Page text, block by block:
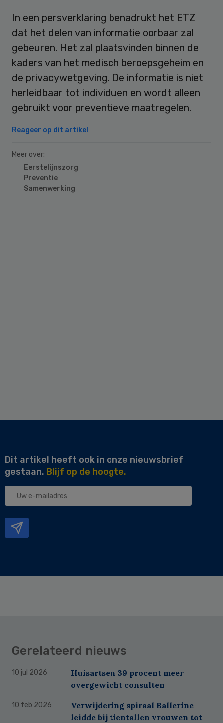
In een persverklaring benadrukt het ETZ
dat het delen van informatie oorbaar zal
gebeuren. Het zal plaatsvinden binnen de
kaders van het medisch beroepsgeheim en
de privacywetgeving. De informatie is niet
herleidbaar tot individuen en wordt alleen
gebruikt voor preventieve maatregelen.
Reageer op dit artikel
Meer over:
Eerstelijnszorg
Preventie
Samenwerking
Dit artikel heeft ook in onze nieuwsbrief
gestaan. Blijf op de hoogte.
Uw
Gerelateerd nieuws
10 jul 2026
Huisartsen 39 procent meer
overgewicht consulten
10 feb 2026
Verwijdering spiraal Ballerine
leidde bij tientallen vrouwen tot